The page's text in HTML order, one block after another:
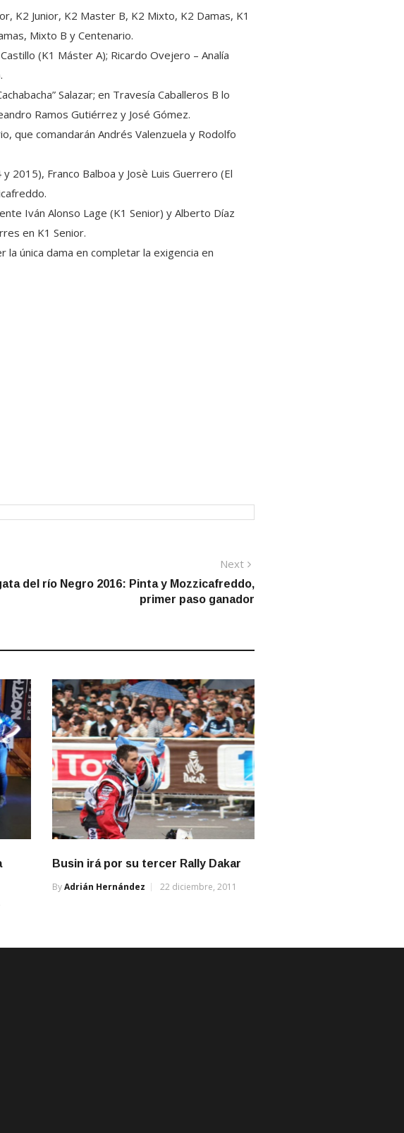
K2 Junior, K2 Master B, K2 Mixto, K2 Damas, K1
Mixto B y Centenario.
(K1 Máster A); Ricardo Ovejero – Analía
Salazar; en Travesía Caballeros B lo
Ramos Gutiérrez y José Gómez.
que comandarán Andrés Valenzuela y Rodolfo
2015), Franco Balboa y Josè Luis Guerrero (El
Iván Alonso Lage (K1 Senior) y Alberto Díaz
en K1 Senior.
única dama en completar la exigencia en
Next
del río Negro 2016: Pinta y Mozzicafreddo,
primer paso ganador
Busin irá por su tercer Rally Dakar
ByAdrián Hernández 22 diciembre, 2011